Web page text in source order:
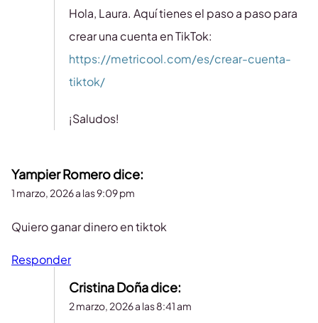
Hola, Laura. Aquí tienes el paso a paso para
crear una cuenta en TikTok:
https://metricool.com/es/crear-cuenta-
tiktok/
¡Saludos!
Yampier Romerodice:
1 marzo, 2026 a las 9:09 pm
Quiero ganar dinero en tiktok
Responder
Cristina Doñadice:
2 marzo, 2026 a las 8:41 am